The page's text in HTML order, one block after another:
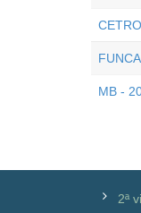
MB -
2ª